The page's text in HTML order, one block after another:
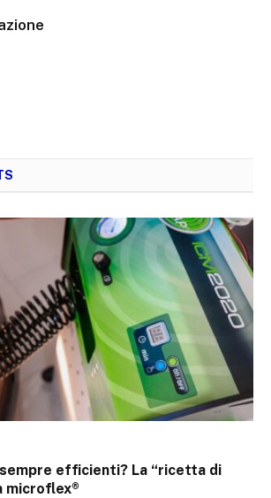
efficienti? La “ricetta di
microflex®